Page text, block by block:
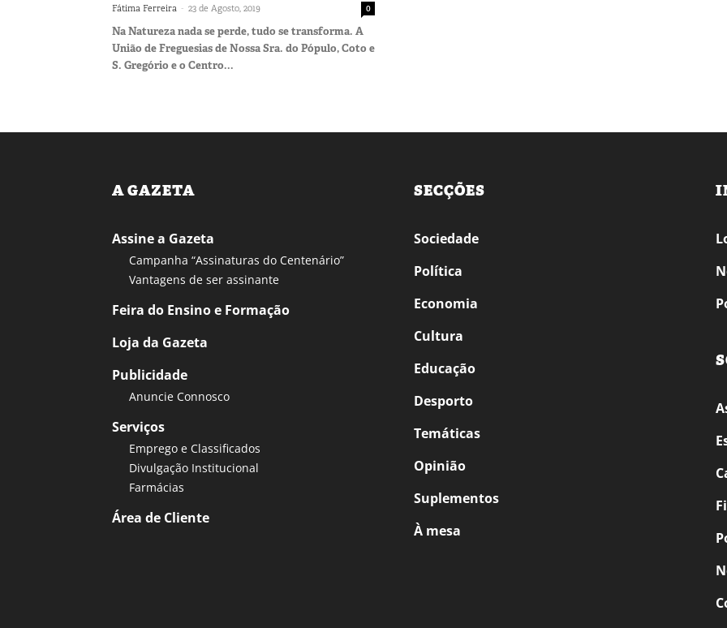
Fátima Ferreira - 23 de Agosto, 2019 0
Na Natureza nada se perde, tudo se transforma. A
União de Freguesias de Nossa Sra. do Pópulo, Coto e
S. Gregório e o Centro...
A GAZETA
Assine a Gazeta
Campanha “Assinaturas do Centenário”
Vantagens de ser assinante
Feira do Ensino e Formação
Loja da Gazeta
Publicidade
Anuncie Connosco
Serviços
Emprego e Classificados
Divulgação Institucional
Farmácias
Área de Cliente
SECÇÕES
Sociedade
Política
Economia
Cultura
Educação
Desporto
Temáticas
Opinião
Suplementos
À mesa